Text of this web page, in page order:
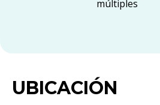
múltiples
UBICACIÓN